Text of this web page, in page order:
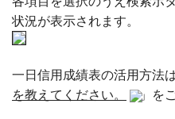
状況が表示されます。
一日信用成績表の活用方法
を教えてください。
」を